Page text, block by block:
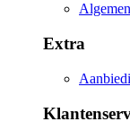
Extra